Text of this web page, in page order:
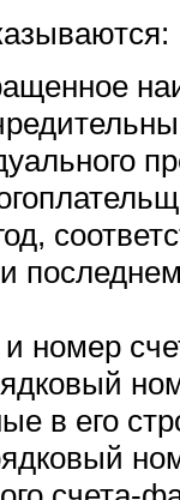
номер
в его